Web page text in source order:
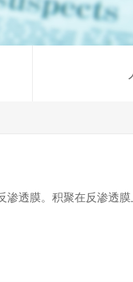
不锈
透膜。积聚在反渗透